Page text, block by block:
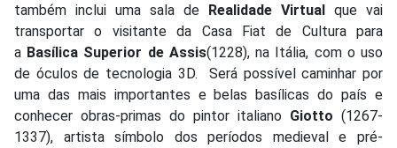
também inclui uma sala de Realidade Virtual que vai
transportar o visitante da Casa Fiat de Cultura para
a Basílica Superior de Assis(1228), na Itália, com o uso
de óculos de tecnologia 3D. Será possível caminhar por
uma das mais importantes e belas basílicas do país e
conhecer obras-primas do pintor italiano Giotto (1267-
1337), artista símbolo dos períodos medieval e pré-